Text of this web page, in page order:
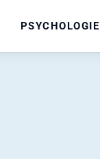
PSYCHOLOGIE